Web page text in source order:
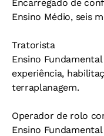
Encarregado de
Ensino Médio, seis
Tratorista
Ensino
experiência,
terraplanagem.
Operador de rolo
Ensino